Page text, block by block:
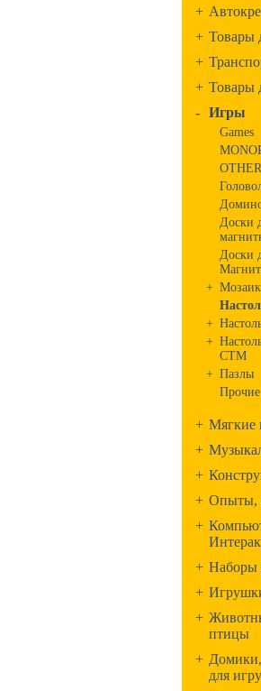
+
+ Товары
+
+ Товары
- Игры
Games
Доски
Доски
+
+
+
СТМ
+ Пазлы
+ Мягкие
+
+
+ Опыты,
+
+ Наборы
+
+
птицы
+
для